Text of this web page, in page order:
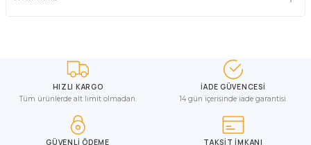
HIZLI KARGO
Tüm ürünlerde alt limit olmadan.
İADE GÜVENCESİ
14 gün içerisinde iade garantisi.
GÜVENLİ ÖDEME TAKSİT İMKANI